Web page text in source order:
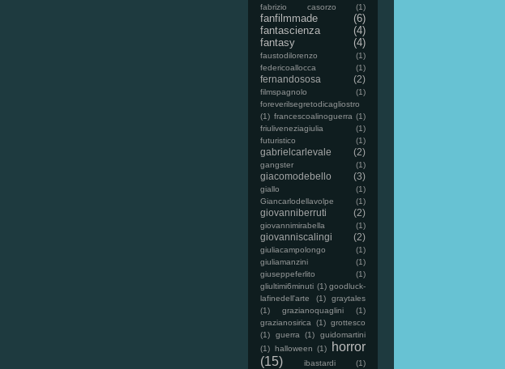
fabrizio casorzo (1)
fanfilmmade
(6)
fantascienza
(4)
fantasy
(4)
faustodilorenzo
(1)
federicoallocca
(1)
fernandososa (2)
filmspagnolo
(1)
foreverilsegretodicagliostro
(1) francescoalinoguerra (1)
friuliveneziagiulia
(1)
futuristico
(1)
gabrielcarlevale (2)
gangster (1)
giacomodebello (3)
giallo
(1)
Giancarlodellavolpe
(1)
giovanniberruti (2)
giovannimirabella (1)
giovanniscalingi (2)
giuliacampolongo
(1)
giuliamanzini
(1)
giuseppeferlito
(1)
gliultimi6minuti (1) goodluck-
lafinedell'arte
(1)
graytales
(1)
grazianoquaglini
(1)
grazianosirica
(1) grottesco
(1)
guerra (1)
guidomartini
(1) halloween (1)
horror
(15)
ibastardi
(1)